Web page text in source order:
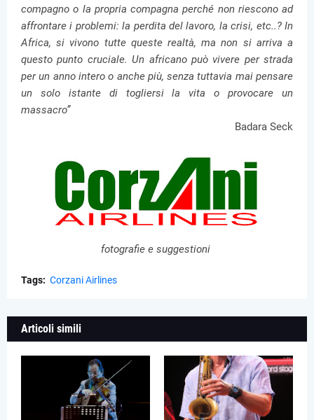
compagno o la propria compagna perché non riescono ad
affrontare i problemi: la perdita del lavoro, la crisi, etc..? In
Africa, si vivono tutte queste realtà, ma non si arriva a
questo punto cruciale. Un africano può vivere per strada
per un anno intero o anche più, senza tuttavia mai pensare
un solo istante di togliersi la vita o provocare un
massacro”
Badara Seck
fotografie e suggestioni
Tags: Corzani Airlines
Articoli simili